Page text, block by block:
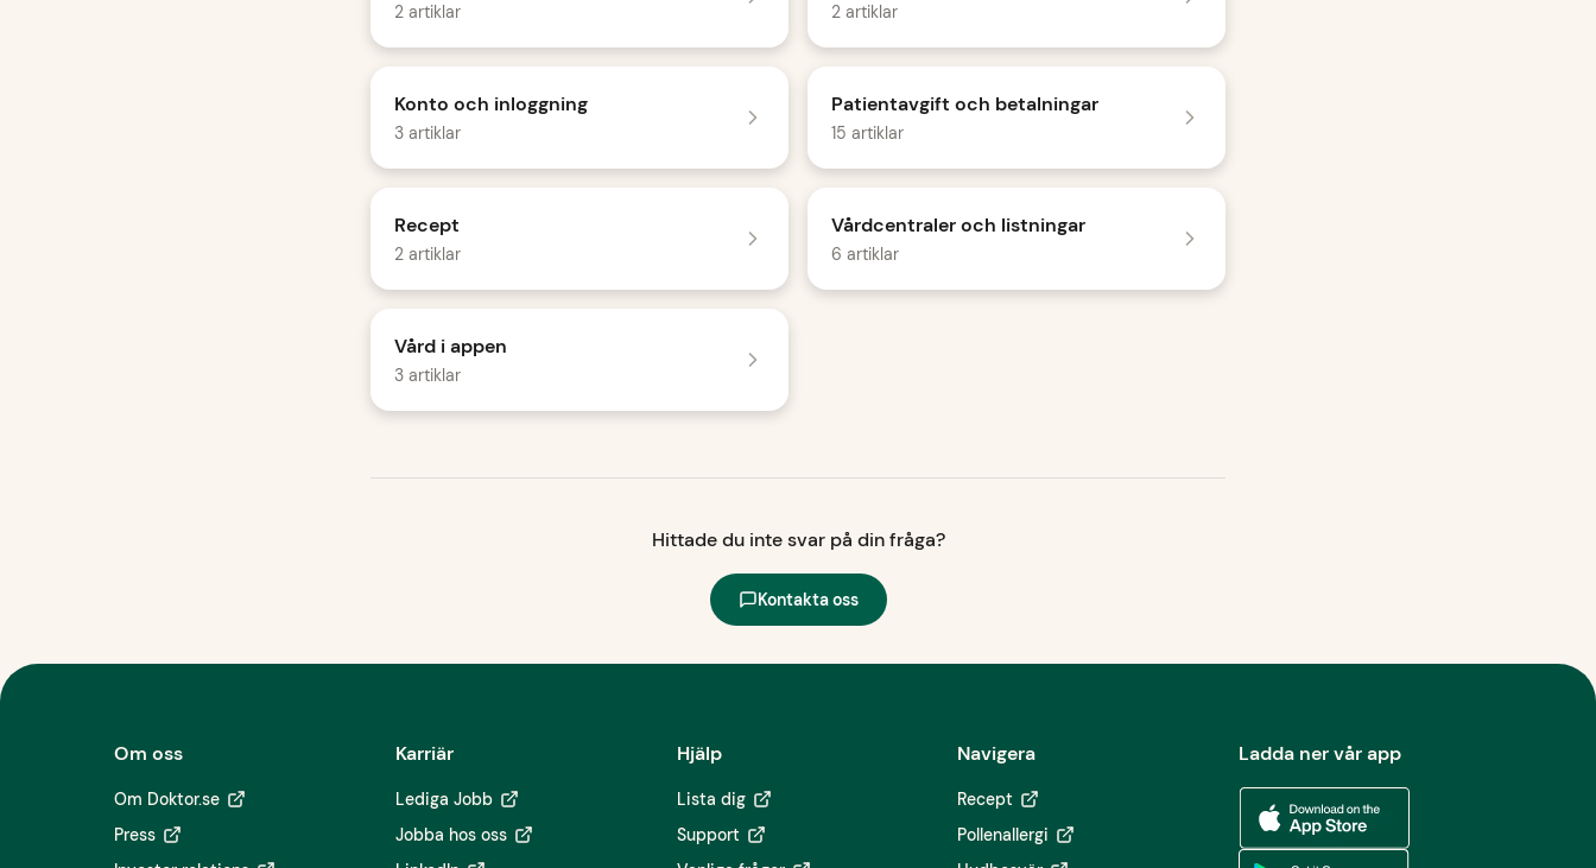
2 artiklar 2 artiklar
Konto och inloggning
3 artiklar
Patientavgift och betalningar
15 artiklar
Recept
2 artiklar
Vårdcentraler och listningar
6 artiklar
Vård i appen
3 artiklar
Hittade du inte svar på din fråga?
Kontakta oss
Om oss
Om Doktor.se
Press
Karriär
Lediga Jobb
Jobba hos oss
Hjälp
Lista dig
Support
Navigera
Recept
Pollenallergi
Ladda ner vår app